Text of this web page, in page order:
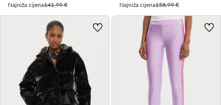
Najniža cijena141,99 € Najniža cijena158,99 €